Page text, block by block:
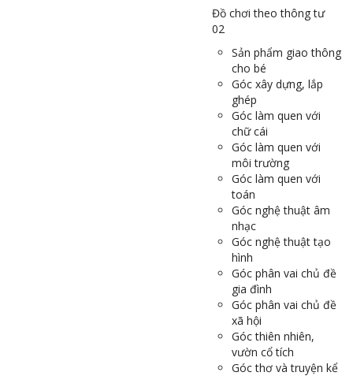
Đồ chơi theo thông tư
02
Sản phẩm giao thông
cho bé
Góc xây dựng, lắp
ghép
Góc làm quen với
chữ cái
Góc làm quen với
môi trường
Góc làm quen với
toán
Góc nghệ thuật âm
nhạc
Góc nghệ thuật tạo
hình
Góc phân vai chủ đề
gia đình
Góc phân vai chủ đề
xã hội
Góc thiên nhiên,
vườn cổ tích
Góc thơ và truyện kể